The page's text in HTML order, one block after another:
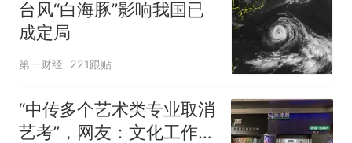
台风“白海豚”影响我国已
成定局
第一财经 221跟贴
“中传多个艺术类专业取消
艺考”，网友：文化工作者